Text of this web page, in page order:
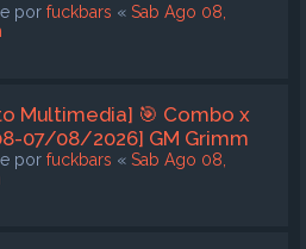
por fuckbars « Sab Ago 08,
Multimedia] 🎯 Combo x
07/08/2026] GM Grimm
por fuckbars « Sab Ago 08,